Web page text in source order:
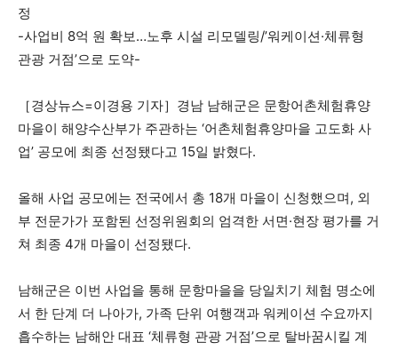
정
-사업비 8억 원 확보…노후 시설 리모델링/’워케이션·체류형
관광 거점’으로 도약-
［경상뉴스=이경용 기자］경남 남해군은 문항어촌체험휴양
마을이 해양수산부가 주관하는 ‘어촌체험휴양마을 고도화 사
업’ 공모에 최종 선정됐다고 15일 밝혔다.
올해 사업 공모에는 전국에서 총 18개 마을이 신청했으며, 외
부 전문가가 포함된 선정위원회의 엄격한 서면·현장 평가를 거
쳐 최종 4개 마을이 선정됐다.
남해군은 이번 사업을 통해 문항마을을 당일치기 체험 명소에
서 한 단계 더 나아가, 가족 단위 여행객과 워케이션 수요까지
흡수하는 남해안 대표 ‘체류형 관광 거점’으로 탈바꿈시킬 계